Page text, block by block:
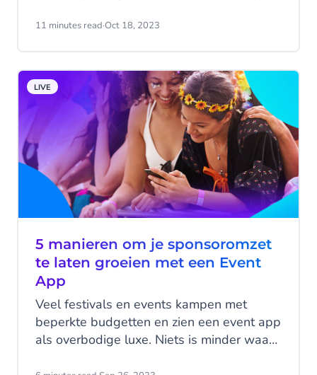
precies? En hoe kunnen ze je bedrijf
deze blog.
11 minutes read·Oct 18, 2023
LIVE
5 manieren om je sponsoromzet
te laten groeien met een Event
App
Veel festivals en events kampen met
beperkte budgetten en zien een event app
als overbodige luxe. Niets is minder waar,